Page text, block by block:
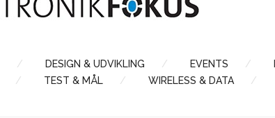
DESIGN & UDVIKLING EVENTS
TEST & MÅL WIRELESS & DATA